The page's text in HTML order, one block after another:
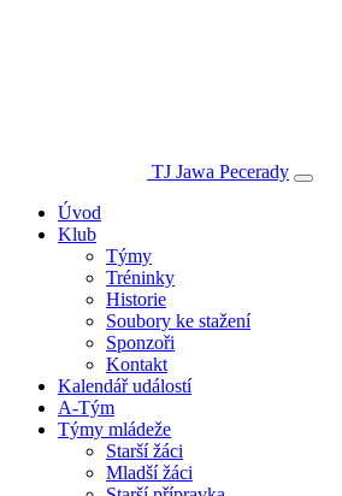
TJ Jawa Pecerady
Úvod
Klub
Týmy
Tréninky
Historie
Soubory ke stažení
Sponzoři
Kontakt
Kalendář událostí
A-Tým
Týmy mládeže
Starší žáci
Mladší žáci